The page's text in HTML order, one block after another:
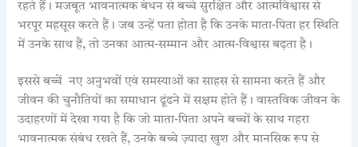
रहते हैं। मजबूत भावनात्मक बंधन से बच्चे सुरक्षित और आत्मविश्वास से
भरपूर महसूस करते हैं। जब उन्हें पता होता है कि उनके माता-पिता हर स्थिति
में उनके साथ हैं, तो उनका आत्म-सम्मान और आत्म-विश्वास बढ़ता है।
इससे बच्चें नए अनुभवों एवं समस्याओं का साहस से सामना करते हैं और
जीवन की चुनौतियों का समाधान ढूंढने में सक्षम होते हैं। वास्तविक जीवन के
उदाहरणों में देखा गया है कि जो माता-पिता अपने बच्चों के साथ गहरा
भावनात्मक संबंध रखते हैं, उनके बच्चे ज़्यादा खुश और मानसिक रूप से